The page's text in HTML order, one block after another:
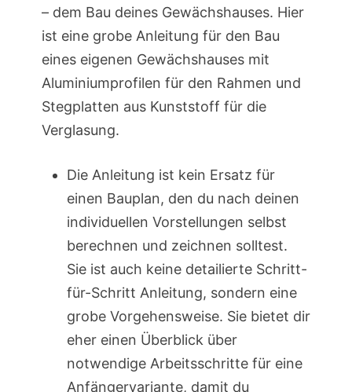
– dem Bau deines Gewächshauses. Hier
ist eine grobe Anleitung für den Bau
eines eigenen Gewächshauses mit
Aluminiumprofilen für den Rahmen und
Stegplatten aus Kunststoff für die
Verglasung.
Die Anleitung ist kein Ersatz für
einen Bauplan, den du nach deinen
individuellen Vorstellungen selbst
berechnen und zeichnen solltest.
Sie ist auch keine detailierte Schritt-
für-Schritt Anleitung, sondern eine
grobe Vorgehensweise. Sie bietet dir
eher einen Überblick über
notwendige Arbeitsschritte für eine
Anfängervariante, damit du